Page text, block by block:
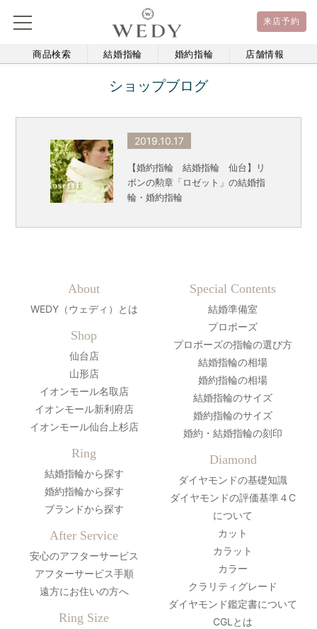
来店予約
商品検索 結婚指輪 婚約指輪 店舗情報
ショップブログ
2019.10.17
【婚約指輪 結婚指輪 仙台】リ
ボンの勲章「ロゼット」の結婚指
輪・婚約指輪
About
WEDY（ウェディ）とは
Shop
仙台店
山形店
イオンモール名取店
イオンモール新利府店
イオンモール仙台上杉店
Ring
結婚指輪から探す
婚約指輪から探す
ブランドから探す
After Service
安心のアフターサービス
アフターサービス手順
遠方にお住いの方へ
Ring Size
Special Contents
結婚準備室
プロポーズ
プロポーズの指輪の選び方
結婚指輪の相場
婚約指輪の相場
結婚指輪のサイズ
婚約指輪のサイズ
婚約・結婚指輪の刻印
Diamond
ダイヤモンドの基礎知識
ダイヤモンドの評価基準４C
について
カット
カラット
カラー
クラリティグレード
ダイヤモンド鑑定書について
CGLとは